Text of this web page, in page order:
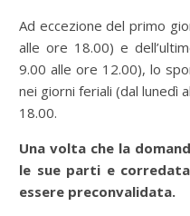
Ad eccezione del primo
alle ore 18.00) e
9.00 alle ore 12.00), lo
nei giorni feriali (dal lunedì
18.00.
Una volta che la
le sue parti e
essere preconvalidata.